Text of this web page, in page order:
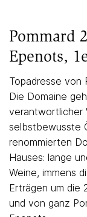
Pommard
Epenots,
Topadresse von
Die Domaine
verantwortlicher
selbstbewusste
renommierten
Hauses: lange
Weine, immens
Erträgen um die
und von ganz